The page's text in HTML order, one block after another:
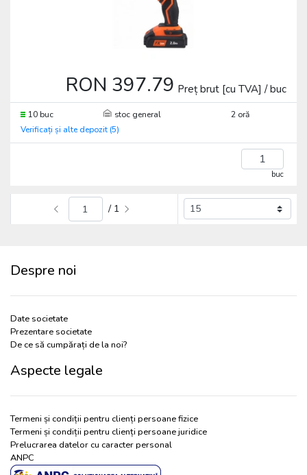
RON 397.79 Preț brut [cu TVA] / buc
10 buc stoc general
2 oră
Verificați și alte depozit (5)
buc
/ 1
Despre noi
Date societate
Prezentare societate
De ce să cumpărați de la noi?
Aspecte legale
Termeni și condiții pentru clienți persoane fizice
Termeni și condiții pentru clienți persoane juridice
Prelucrarea datelor cu caracter personal
ANPC